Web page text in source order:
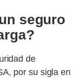
seguro
de
por su sigla en